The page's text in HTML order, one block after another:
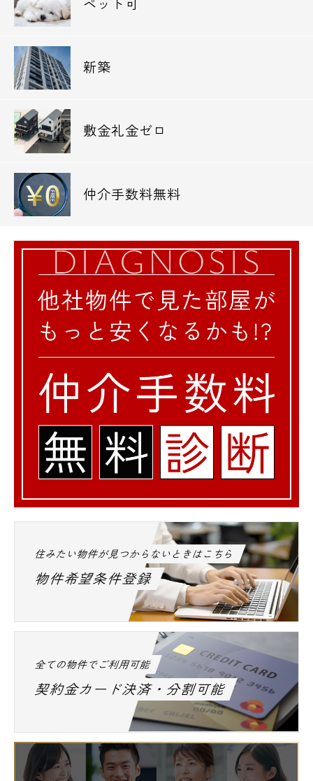
ペット可
新築
敷金礼金ゼロ
仲介手数料無料
住みたい物件が見つからないときはこちら
物件希望条件登録
全ての物件でご利用可能
契約金カード決済・分割可能
営業時間 10：00～18：00
メールでお問い合わせ
お問い合わせ